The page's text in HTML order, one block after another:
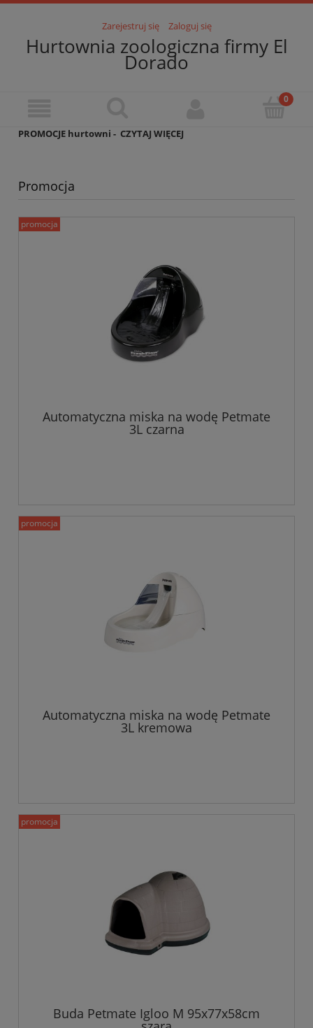
Zarejestruj się Zaloguj się
Hurtownia zoologiczna firmy El
Dorado
PROMOCJE hurtowni - CZYTAJ WIĘCEJ
Promocja
Automatyczna miska na wodę Petmate
3L czarna
promocja
Automatyczna miska na wodę Petmate
3L kremowa
promocja
Buda Petmate Igloo M 95x77x58cm
promocja